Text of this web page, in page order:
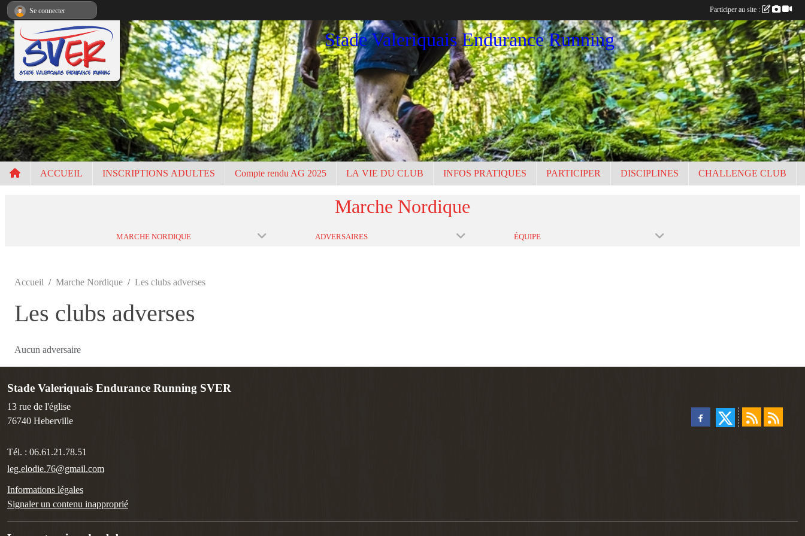
Stade Valeriquais Endurance Running
ACCUEIL INSCRIPTIONS ADULTES Compte rendu AG 2025 LA VIE DU CLUB INFOS PRATIQUES PARTICIPER DISCIPLINES CHALLENGE CLUB
Marche Nordique
MARCHE NORDIQUE ADVERSAIRES ÉQUIPE
Accueil Marche Nordique Les clubs adverses
Les clubs adverses
Aucun adversaire
Stade Valeriquais Endurance Running SVER
13 rue de l'église
76740 Heberville
Tél. : 06.61.21.78.51
leg.elodie.76@gmail.com
Informations légales
Signaler un contenu inapproprié
Se connecter Participer au site :
Panneau de gestion des cookies